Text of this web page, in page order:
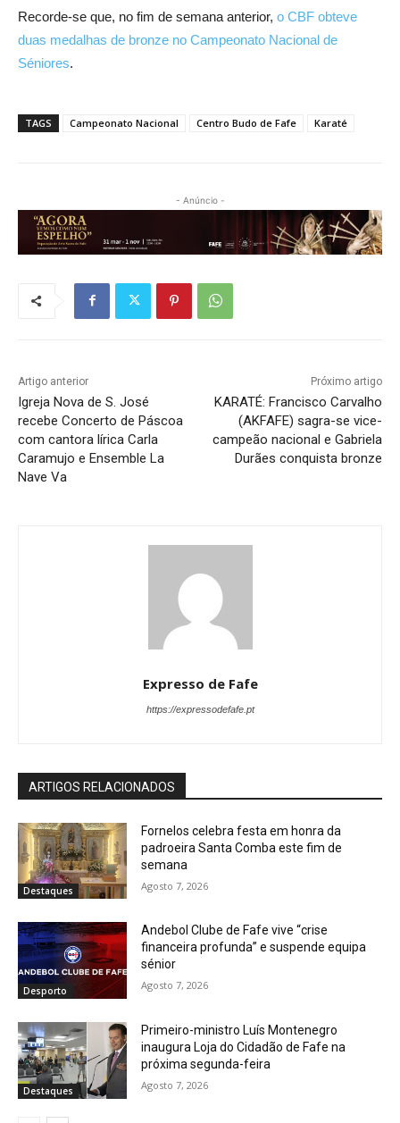
Recorde-se que, no fim de semana anterior, o CBF obteve
duas medalhas de bronze no Campeonato Nacional de
Séniores.
TAGS Campeonato Nacional Centro Budo de Fafe Karaté
- Anúncio -
Artigo anterior
Igreja Nova de S. José
recebe Concerto de Páscoa
com cantora lírica Carla
Caramujo e Ensemble La
Nave Va
Próximo artigo
KARATÉ: Francisco Carvalho
(AKFAFE) sagra-se vice-
campeão nacional e Gabriela
Durães conquista bronze
Expresso de Fafe
https://expressodefafe.pt
ARTIGOS RELACIONADOS
Destaques
Fornelos celebra festa em honra da
padroeira Santa Comba este fim de
semana
Agosto 7, 2026
Desporto
Andebol Clube de Fafe vive “crise
financeira profunda” e suspende equipa
sénior
Agosto 7, 2026
Destaques
Primeiro-ministro Luís Montenegro
inaugura Loja do Cidadão de Fafe na
próxima segunda-feira
Agosto 7, 2026